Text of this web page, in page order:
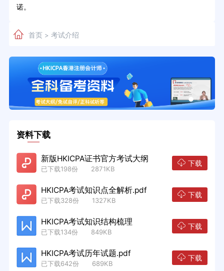
诺。
首页> 考试介绍
资料下载
新版HKICPA证书官方考试大纲
已下载198份 2871KB
下载
HKICPA考试知识点全解析.pdf
已下载328份 1327KB
下载
HKICPA考试知识结构梳理
已下载134份 849KB
下载
HKICPA考试历年试题.pdf
已下载642份 689KB
下载